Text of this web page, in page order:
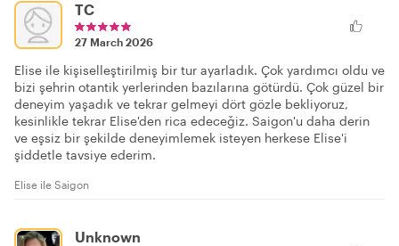
TC
27 March 2026
Elise ile kişiselleştirilmiş bir tur ayarladık. Çok yardımcı oldu ve
bizi şehrin otantik yerlerinden bazılarına götürdü. Çok güzel bir
deneyim yaşadık ve tekrar gelmeyi dört gözle bekliyoruz,
kesinlikle tekrar Elise'den rica edeceğiz. Saigon'u daha derin
ve eşsiz bir şekilde deneyimlemek isteyen herkese Elise'i
şiddetle tavsiye ederim.
Elise ile Saigon
Unknown